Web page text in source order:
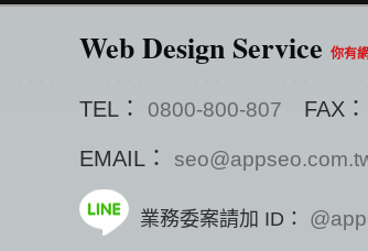
Web Design Service 你有
TEL： 0800-800-807 FAX：
EMAIL：
業務委案請加 ID：